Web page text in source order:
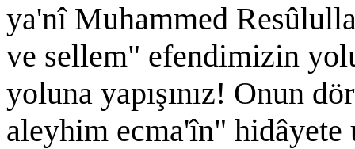
ya'nî Muhammed
ve sellem" efendimizin
yoluna yapışınız! Onun
aleyhim ecma'în" hidâyete